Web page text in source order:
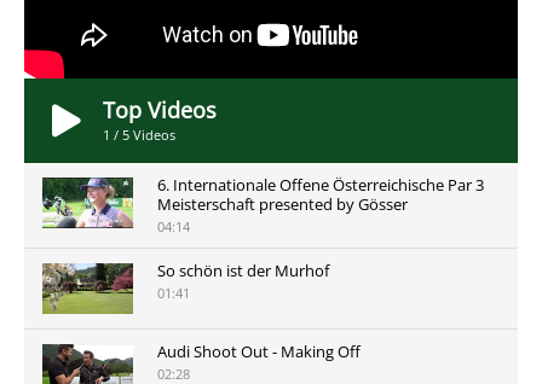
Top Videos
1 / 5 Videos
6. Internationale Offene Österreichische Par 3
Meisterschaft presented by Gösser
04:14
So schön ist der Murhof
01:41
Audi Shoot Out - Making Off
02:28